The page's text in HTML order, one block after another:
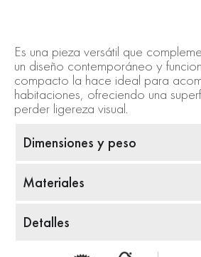
Es una pieza versátil que
un diseño contemporáneo y
compacto la hace ideal para
habitaciones, ofreciendo una
perder ligereza visual.
Dimensiones y peso
Materiales
Detalles